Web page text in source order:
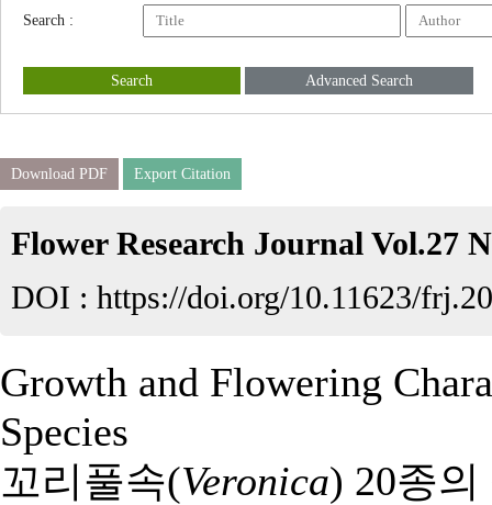
Search :
Search Advanced Search
Download PDF Export Citation
Flower Research Journal Vol.27
DOI : https://doi.org/10.11623/
Growth and Flowering
Species
꼬리풀속(Veronica) 20종